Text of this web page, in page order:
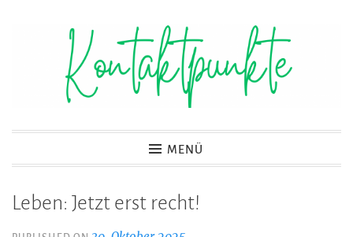
Kontaktpunkte
MENÜ
Leben: Jetzt erst recht!